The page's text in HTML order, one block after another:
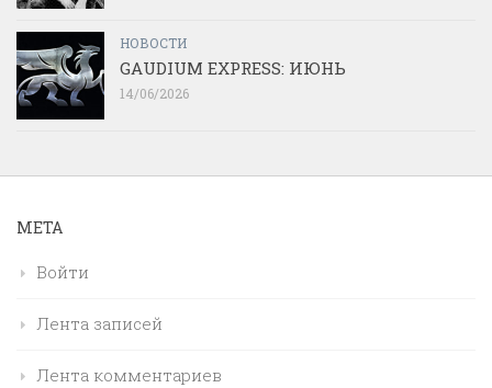
НОВОСТИ
GAUDIUM EXPRESS: ИЮНЬ
14/06/2026
МЕТА
Войти
Лента записей
Лента комментариев